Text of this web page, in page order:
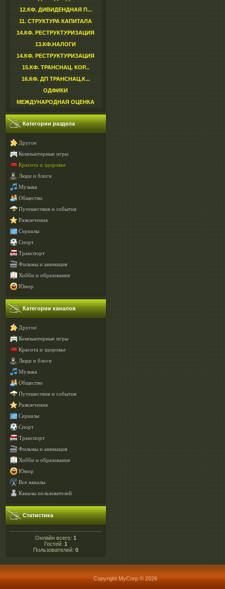
12.КФ. ДИВИДЕНДНАЯ П...
11. СТРУКТУРА КАПИТАЛА
14.КФ. РЕСТРУКТУРИЗАЦИЯ
13.КФ.НАЛОГИ
14.КФ. РЕСТРУКТУРИЗАЦИЯ
15.КФ. ТРАНСНАЦ. КОР...
16.КФ. ДП ТРАНСНАЦ.К...
ОДФИКИ
МЕЖДУНАРОДНАЯ ОЦЕНКА
Категории раздела
Другое
Компьютерные игры
Красота и здоровье
Люди и блоги
Музыка
Общество
Путешествия и события
Развлечения
Сериалы
Спорт
Транспорт
Фильмы и анимация
Хобби и образование
Юмор
Категории каналов
Другое
Компьютерные игры
Красота и здоровье
Люди и блоги
Музыка
Общество
Путешествия и события
Развлечения
Сериалы
Спорт
Транспорт
Фильмы и анимация
Хобби и образование
Юмор
Все каналы
Каналы пользователей
Статистика
Онлайн всего: 1
Гостей: 1
Пользователей: 0
Copyright MyCorp © 2026